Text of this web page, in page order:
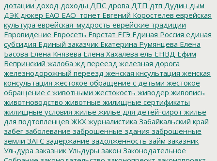
дотации доход доходы ДПС дрова ДТП дтп Дудин дым
ДЭК дюкер ЕАО ЕАО_тонет Евгений Коростелев еврейская
культура еврейская_мудрость еврейские традиции
Евровидение Евросеть Еврстат ЕГЭ Единая Россия единая
субсидия Единый заказчик Екатерина Румянцева Елена
Басова Елена Князева Елена Хахалева ель ЕНВД Ефим
Вепринский жалоба жд переезд железная дорога
железнодорожный переезд женская кнсультация женская
консультация жестокое обращение с детьми жестокое
обращение с животными жестокость живодер живопись
животноводство животные жилищные сертификаты
жилищные условия жилье жилье для детей-сирот жильё
для подтопленцев ЖКХ журналистика Забайкальский край
забег заболевание заброшенные здания заброшенные
земли ЗАГС задержание задолженность займ заказник
Ульдура заказник Ульдуры закон Законодательное